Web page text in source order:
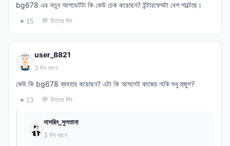
bg678 এর নতুন আপডেটটা কি কেউ চেক করেছেন? ইন্টারফেসটা বেশ পাল্টেছে।
♥ 15 💬 উত্তর দিন
user_8821
3 দিন আগে
কেউ কি bg678 ব্যবহার করেছেন? এটা কি আসলেই কাজের নাকি শুধু হুজুগ?
♥ 13 💬 উত্তর দিন
নাসরিন_সুলতানা
3 দিন আগে